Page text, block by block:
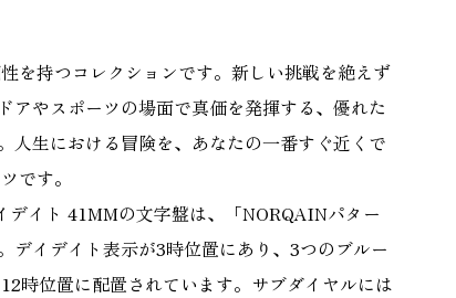
を持つコレクションです。新しい挑戦を絶えず
アやスポーツの場面で真価を発揮する、優れた
人生における冒険を、あなたの一番すぐ近くで
です。
デイト 41MMの文字盤は、「NORQAINパター
デイデイト表示が3時位置にあり、3つのブルー
時位置に配置されています。サブダイヤルには